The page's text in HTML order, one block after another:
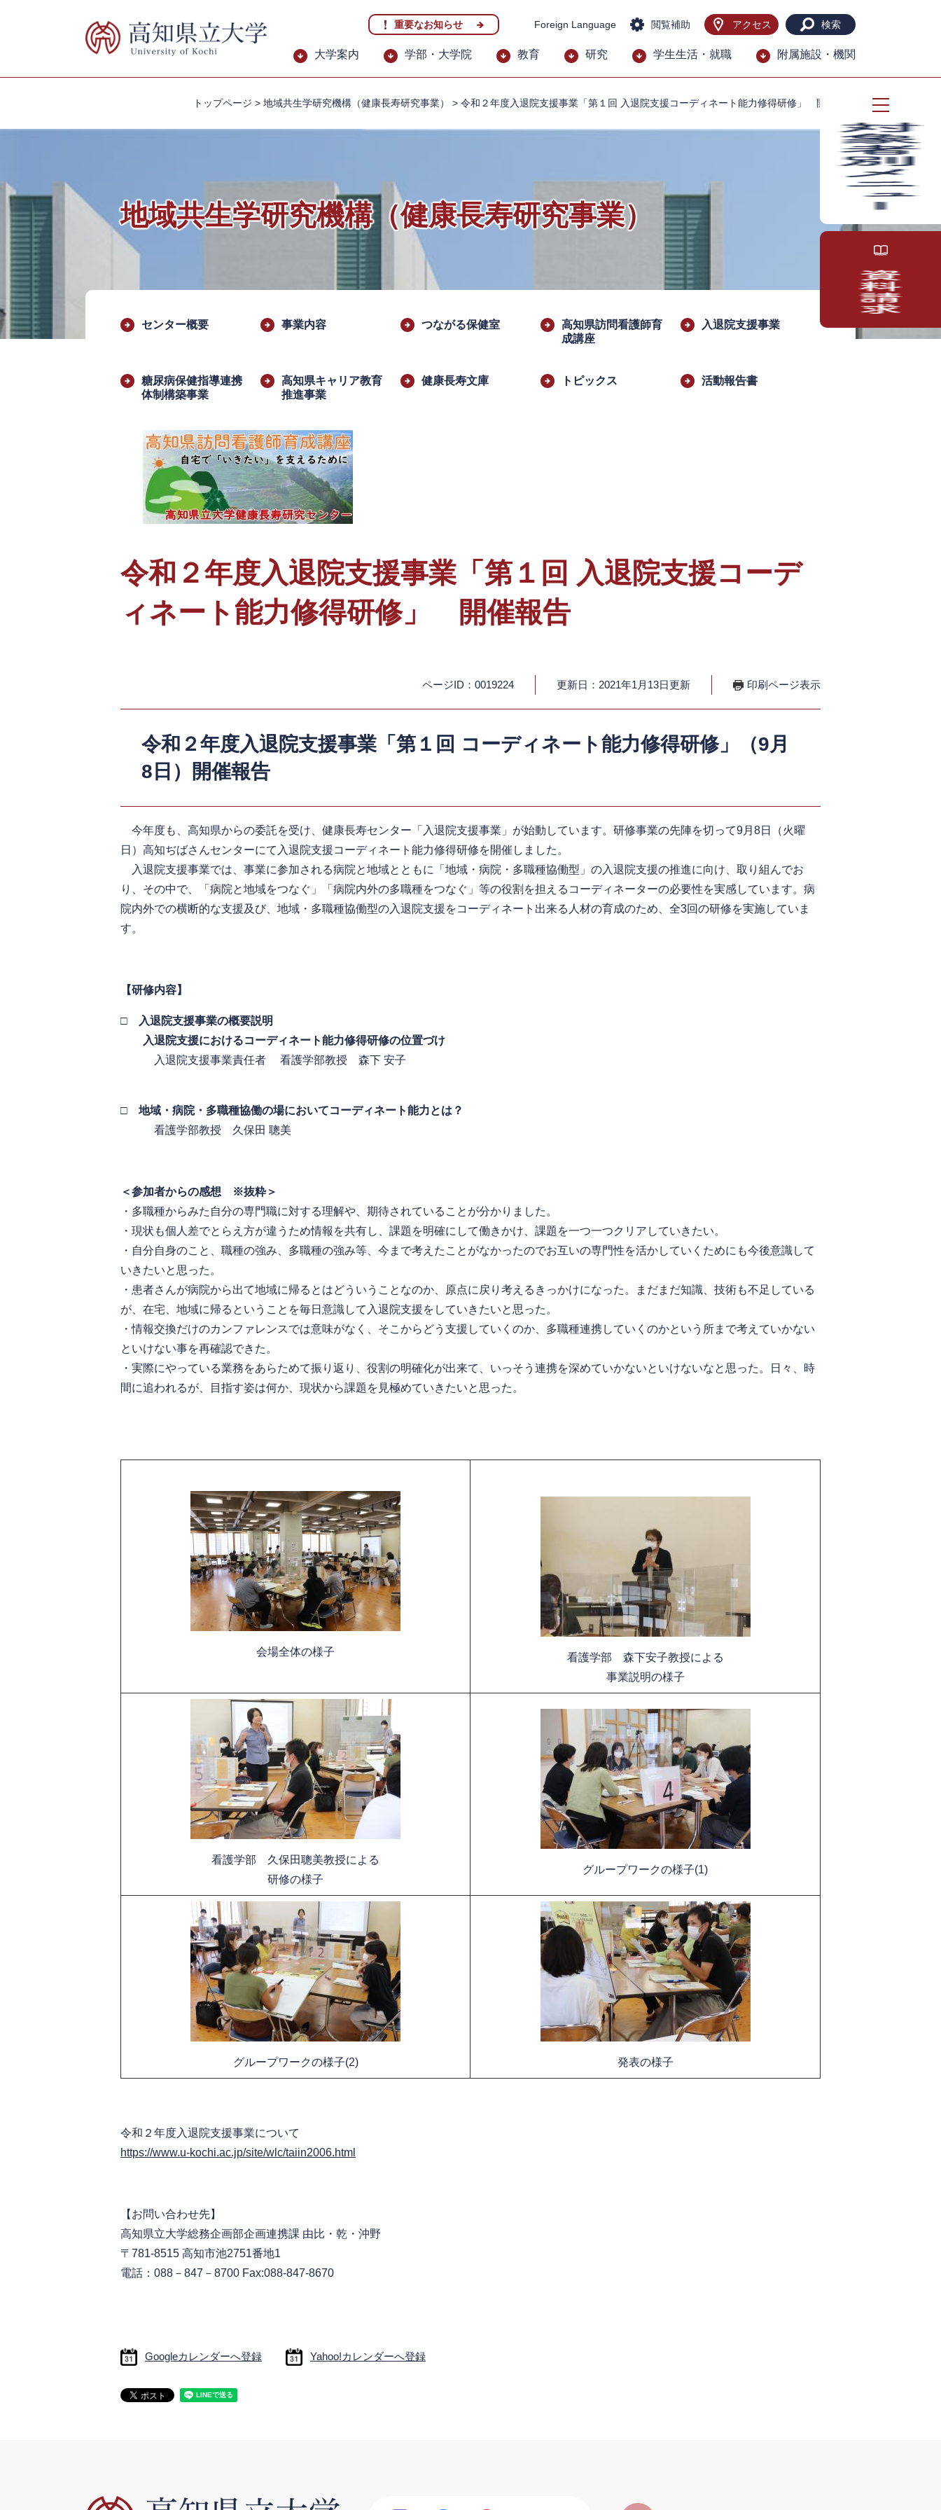
先
を
へ
重要なお知らせ Foreign Language 閲覧補助 アクセス 検索
大学案内 学部・大学院 教育 研究 学生生活・就職 附属施設・機関
トップページ > 地域共生学研究機構（健康長寿研究事業） > 令和２年度入退院支援事業「第１回 入退院支援コーディネート能力修得研修」 開催報告
地域共生学研究機構（健康長寿研究事業）
本
センター概要
事業内容 つながる保健室
高知県訪問看護師育
成講座
入退院支援事業
糖尿病保健指導連携
体制構築事業
高知県キャリア教育
推進事業
健康長寿文庫 トピックス 活動報告書
令和２年度入退院支援事業「第１回 入退院支援コーデ
ィネート能力修得研修」 開催報告
ページID：0019224 更新日：2021年1月13日更新 印刷ページ表示
令和２年度入退院支援事業「第１回 コーディネート能力修得研修」（9月
8日）開催報告
今年度も、高知県からの委託を受け、健康長寿センター「入退院支援事業」が始動しています。研修事業の先陣を切って9月8日（火曜
日）高知ぢばさんセンターにて入退院支援コーディネート能力修得研修を開催しました。
入退院支援事業では、事業に参加される病院と地域とともに「地域・病院・多職種協働型」の入退院支援の推進に向け、取り組んでお
り、その中で、「病院と地域をつなぐ」「病院内外の多職種をつなぐ」等の役割を担えるコーディネーターの必要性を実感しています。病
院内外での横断的な支援及び、地域・多職種協働型の入退院支援をコーディネート出来る人材の育成のため、全3回の研修を実施していま
す。
【研修内容】
□
入退院支援事業の概要説明
入退院支援におけるコーディネート能力修得研修の位置づけ
入退院支援事業責任者 看護学部教授 森下 安子
□ 地域・病院・多職種協働の場においてコーディネート能力とは？
看護学部教授 久保田 聰美
＜参加者からの感想 ※抜粋＞
・多職種からみた自分の専門職に対する理解や、期待されていることが分かりました。
・現状も個人差でとらえ方が違うため情報を共有し、課題を明確にして働きかけ、課題を一つ一つクリアしていきたい。
・自分自身のこと、職種の強み、多職種の強み等、今まで考えたことがなかったのでお互いの専門性を活かしていくためにも今後意識して
いきたいと思った。
・患者さんが病院から出て地域に帰るとはどういうことなのか、原点に戻り考えるきっかけになった。まだまだ知識、技術も不足している
が、在宅、地域に帰るということを毎日意識して入退院支援をしていきたいと思った。
・情報交換だけのカンファレンスでは意味がなく、そこからどう支援していくのか、多職種連携していくのかという所まで考えていかない
といけない事を再確認できた。
・実際にやっている業務をあらためて振り返り、役割の明確化が出来て、いっそう連携を深めていかないといけないなと思った。日々、時
間に追われるが、目指す姿は何か、現状から課題を見極めていきたいと思った。
会場全体の様子
看護学部 森下安子教授による
事業説明の様子
看護学部 久保田聰美教授による
研修の様子
グループワークの様子(1)
グループワークの様子(2) 発表の様子
令和２年度入退院支援事業について
https://www.u-kochi.ac.jp/site/wlc/taiin2006.html
【お問い合わせ先】
高知県立大学総務企画部企画連携課 由比・乾・沖野
〒781-8515 高知市池2751番地1
電話：088－847－8700 Fax:088-847-8670
Googleカレンダーへ登録 Yahoo!カレンダーへ登録